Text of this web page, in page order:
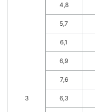
3
4,8
5,7
6,1
6,9
7,6
6,3